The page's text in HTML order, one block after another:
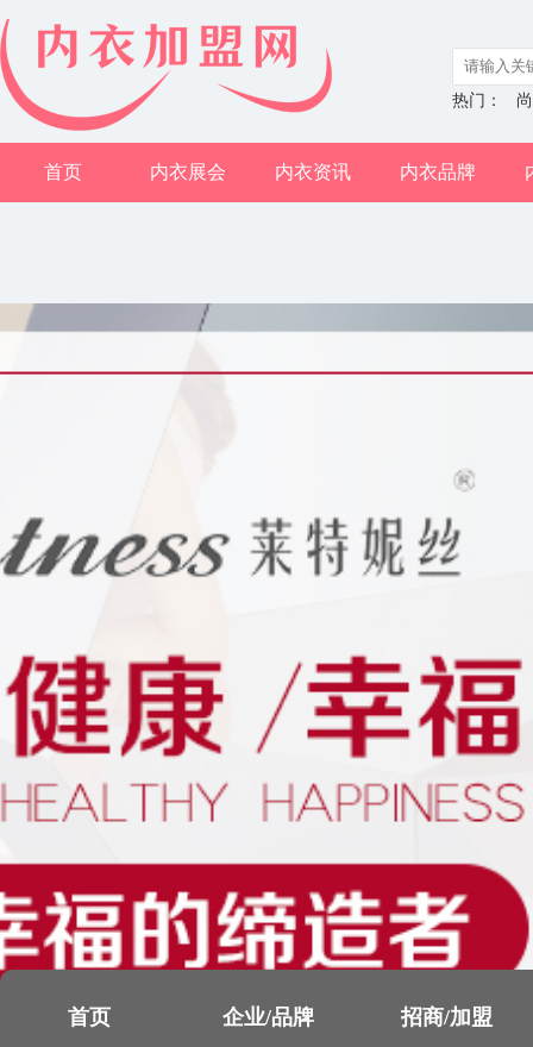
热门：
首页 内衣展会 内衣资讯 内衣品牌
首页 企业/品牌 招商/加盟